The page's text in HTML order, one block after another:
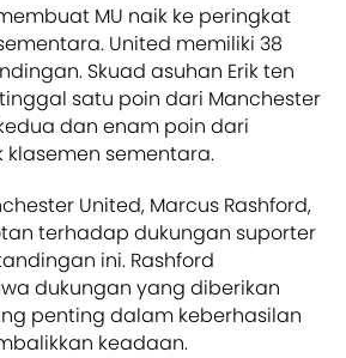
MU naik ke peringkat
United memiliki 38
Skuad asuhan Erik ten
satu poin dari Manchester
dan enam poin dari
klasemen sementara.
United, Marcus Rashford,
terhadap dukungan suporter
ini. Rashford
dukungan yang diberikan
penting dalam keberhasilan
keadaan.